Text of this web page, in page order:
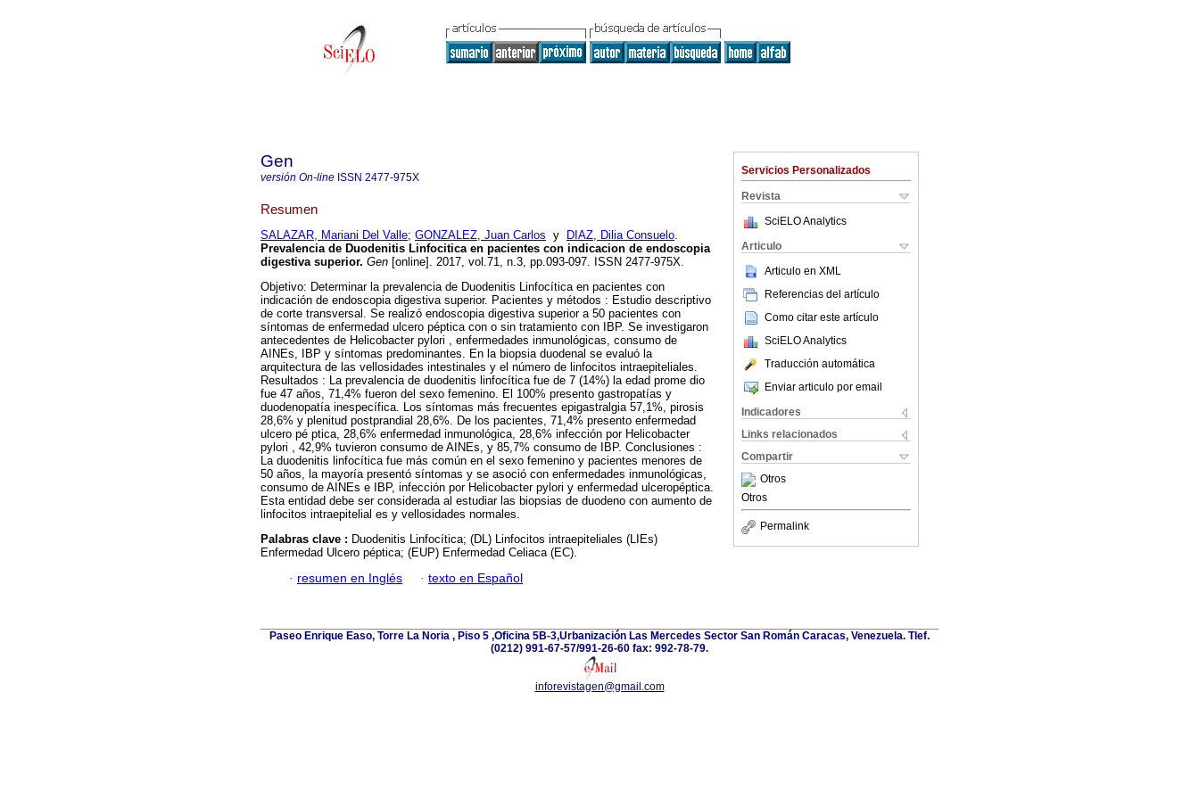
Servicios Personalizados
Revista
SciELO Analytics
Articulo
Articulo en XML
Referencias del artículo
Como citar este artículo
SciELO Analytics
Traducción automática
Enviar articulo por email
Indicadores
Links relacionados
Compartir
Otros
Otros
Permalink
Gen
versión On-line ISSN 2477-975X
Resumen
SALAZAR, Mariani Del Valle; GONZALEZ, Juan Carlos y DIAZ, Dilia Consuelo.
Prevalencia de Duodenitis Linfocitica en pacientes con indicacion de endoscopia
digestiva superior. Gen [online]. 2017, vol.71, n.3, pp.093-097. ISSN 2477-975X.
Objetivo: Determinar la prevalencia de Duodenitis Linfocítica en pacientes con
indicación de endoscopia digestiva superior. Pacientes y métodos : Estudio descriptivo
de corte transversal. Se realizó endoscopia digestiva superior a 50 pacientes con
síntomas de enfermedad ulcero péptica con o sin tratamiento con IBP. Se investigaron
antecedentes de Helicobacter pylori , enfermedades inmunológicas, consumo de
AINEs, IBP y síntomas predominantes. En la biopsia duodenal se evaluó la
arquitectura de las vellosidades intestinales y el número de linfocitos intraepiteliales.
Resultados : La prevalencia de duodenitis linfocítica fue de 7 (14%) la edad prome dio
fue 47 años, 71,4% fueron del sexo femenino. El 100% presento gastropatías y
duodenopatía inespecífica. Los síntomas más frecuentes epigastralgia 57,1%, pirosis
28,6% y plenitud postprandial 28,6%. De los pacientes, 71,4% presento enfermedad
ulcero pé ptica, 28,6% enfermedad inmunológica, 28,6% infección por Helicobacter
pylori , 42,9% tuvieron consumo de AINEs, y 85,7% consumo de IBP. Conclusiones :
La duodenitis linfocítica fue más común en el sexo femenino y pacientes menores de
50 años, la mayoría presentó síntomas y se asoció con enfermedades inmunológicas,
consumo de AINEs e IBP, infección por Helicobacter pylori y enfermedad ulceropéptica.
Esta entidad debe ser considerada al estudiar las biopsias de duodeno con aumento de
linfocitos intraepitelial es y vellosidades normales.
Palabras clave : Duodenitis Linfocítica; (DL) Linfocitos intraepiteliales (LIEs)
Enfermedad Ulcero péptica; (EUP) Enfermedad Celiaca (EC).
· resumen en Inglés · texto en Español
Paseo Enrique Easo, Torre La Noria , Piso 5 ,Oficina 5B-3,Urbanización Las Mercedes Sector San Román Caracas, Venezuela. Tlef.
(0212) 991-67-57/991-26-60 fax: 992-78-79.
inforevistagen@gmail.com